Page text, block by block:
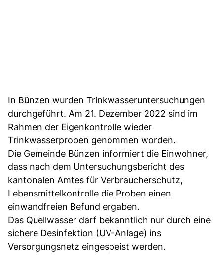
In Bünzen wurden Trinkwasseruntersuchungen
durchgeführt. Am 21. Dezember 2022 sind im
Rahmen der Eigenkontrolle wieder
Trinkwasserproben genommen worden.
Die Gemeinde Bünzen informiert die Einwohner,
dass nach dem Untersuchungsbericht des
kantonalen Amtes für Verbraucherschutz,
Lebensmittelkontrolle die Proben einen
einwandfreien Befund ergaben.
Das Quellwasser darf bekanntlich nur durch eine
sichere Desinfektion (UV-Anlage) ins
Versorgungsnetz eingespeist werden.